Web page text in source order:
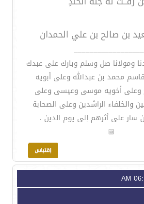
بن صالح بن علي الحمدان
__________________
ومولانا صل وسلم وبارك على عبدك
محمد بن عبدالله وعلى أبويه
وعلى أخويه موسى وعيسى وعلى
والخلفاء الراشدين وعلى الصحابة
سار على أثرهم إلى يوم الدين .